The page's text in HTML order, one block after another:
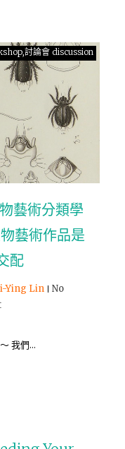
討論會 discussion
藝術分類學
藝術作品是
配
Ying Lin
No
我們…